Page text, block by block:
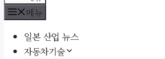
메뉴
일본 산업 뉴스
자동차기술